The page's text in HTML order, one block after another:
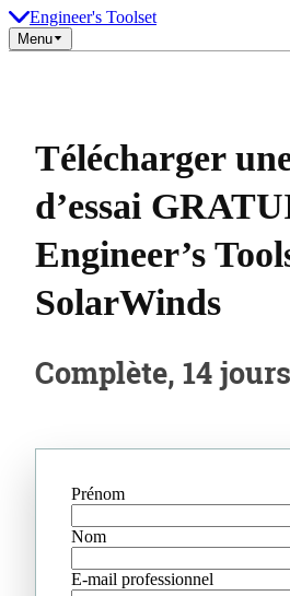
Engineer's Toolset
Menu
Télécharger
d’essai
Engineer’s
SolarWinds
Complète, 14 jours
Prénom
Nom
E-mail professionnel